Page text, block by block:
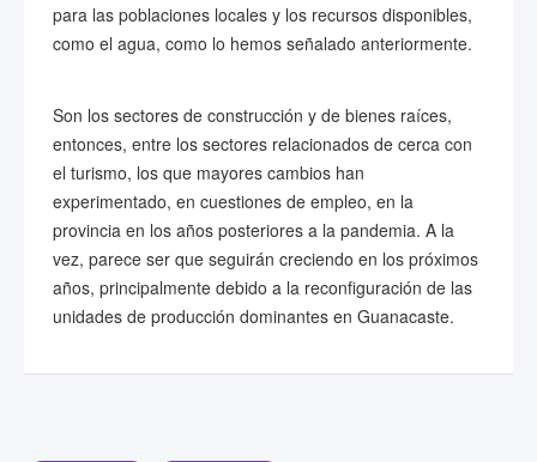
para las poblaciones locales y los recursos disponibles,
como el agua, como lo hemos señalado anteriormente.
Son los sectores de construcción y de bienes raíces,
entonces, entre los sectores relacionados de cerca con
el turismo, los que mayores cambios han
experimentado, en cuestiones de empleo, en la
provincia en los años posteriores a la pandemia. A la
vez, parece ser que seguirán creciendo en los próximos
años, principalmente debido a la reconfiguración de las
unidades de producción dominantes en Guanacaste.